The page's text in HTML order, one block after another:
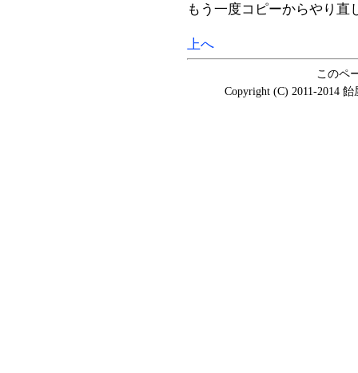
もう一度コピーからやり直
上へ
このペ
Copyright (C) 2011-2014